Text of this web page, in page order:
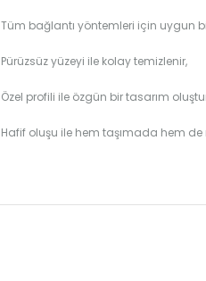
Tüm bağlantı yöntemleri için uygun
Pürüzsüz yüzeyi ile kolay temizlenir,
Özel profili ile özgün bir tasarım
Hafif oluşu ile hem taşımada hem